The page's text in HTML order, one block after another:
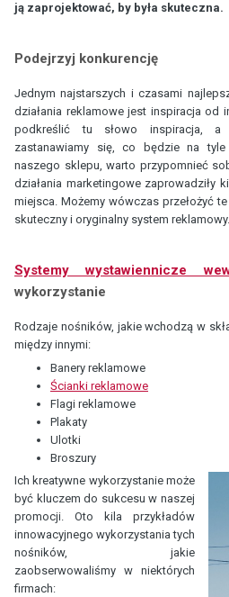
ją zaprojektować, by była skuteczna.
Podejrzyj konkurencję
Jednym najstarszych i czasami
działania reklamowe jest inspiracja od
podkreślić tu słowo inspiracja,
zastanawiamy się, co będzie na
naszego sklepu, warto przypomnieć
działania marketingowe zaprowadziły
miejsca. Możemy wówczas przełożyć
skuteczny i oryginalny system reklamowy.
Systemy wystawiennicze
wykorzystanie
Rodzaje nośników, jakie wchodzą w
między innymi:
Banery reklamowe
Ścianki reklamowe
Flagi reklamowe
Plakaty
Ulotki
Broszury
Ich kreatywne wykorzystanie może
być kluczem do sukcesu w naszej
promocji. Oto kila przykładów
innowacyjnego wykorzystania tych
nośników, jakie
zaobserwowaliśmy w niektórych
firmach: